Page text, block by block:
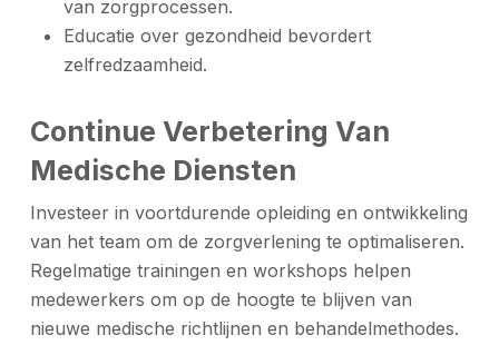
van zorgprocessen.
Educatie over gezondheid bevordert
zelfredzaamheid.
Continue Verbetering Van
Medische Diensten
Investeer in voortdurende opleiding en ontwikkeling
van het team om de zorgverlening te optimaliseren.
Regelmatige trainingen en workshops helpen
medewerkers om op de hoogte te blijven van
nieuwe medische richtlijnen en behandelmethodes.